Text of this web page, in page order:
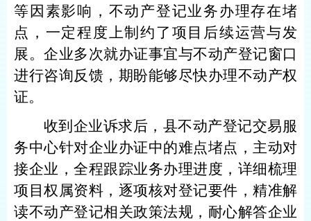
等因素影响， 不动产登记业务办理存在堵
点，一定程度上制约了项目后续运营与发
展。企业多次就办证事宜与不动产登记窗口
进行咨询反馈，期盼能够尽快办理不动产权
证。
收到企业诉求后，县不动产登记交易服
务中心针对企业办证中的难点堵点， 主动对
接企业，全程跟踪业务办理进度，详细梳理
项目权属资料，逐项核对登记要件 ， 精准解
读不动产登记相关政策法规，耐心解答企业